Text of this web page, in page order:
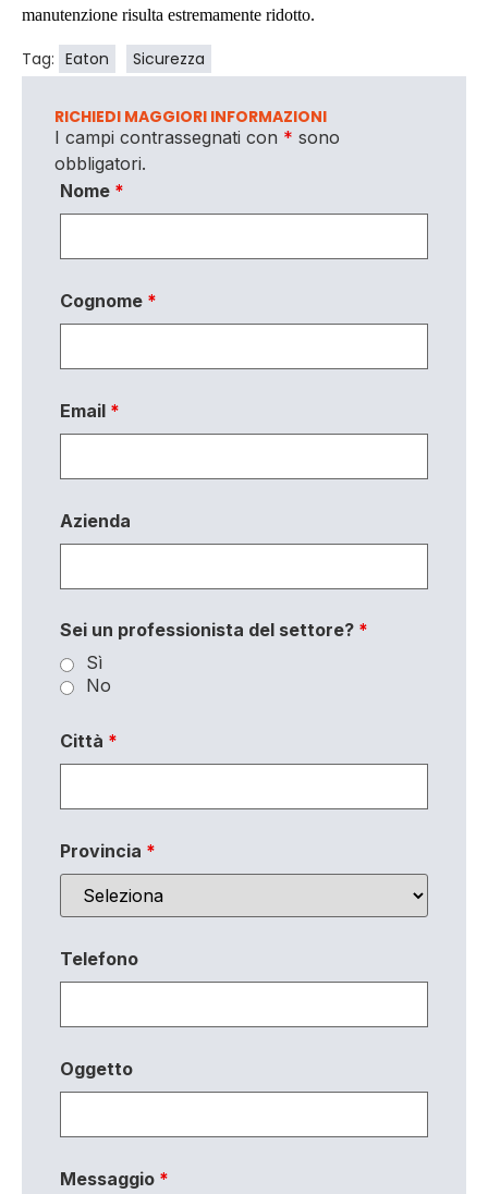
manutenzione risulta estremamente ridotto.
Tag: Eaton Sicurezza
RICHIEDI MAGGIORI INFORMAZIONI
I campi contrassegnati con * sono
obbligatori.
Nome *
Cognome *
Email *
Azienda
Sei un professionista del settore? *
Sì
No
Città *
Provincia *
Telefono
Oggetto
Messaggio *